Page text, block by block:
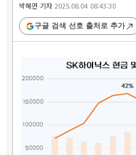
박혜연 기자2025.08.04 08:43:30
구글 검색 선호 출처로 추가